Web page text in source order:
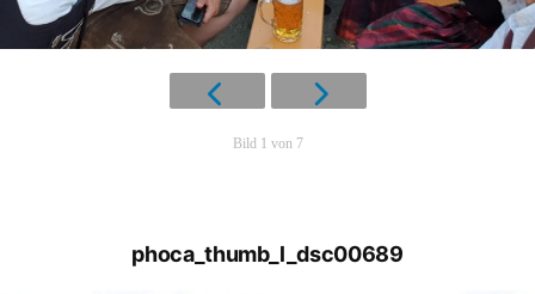
Bild 1 von 7
phoca_thumb_l_dsc00689